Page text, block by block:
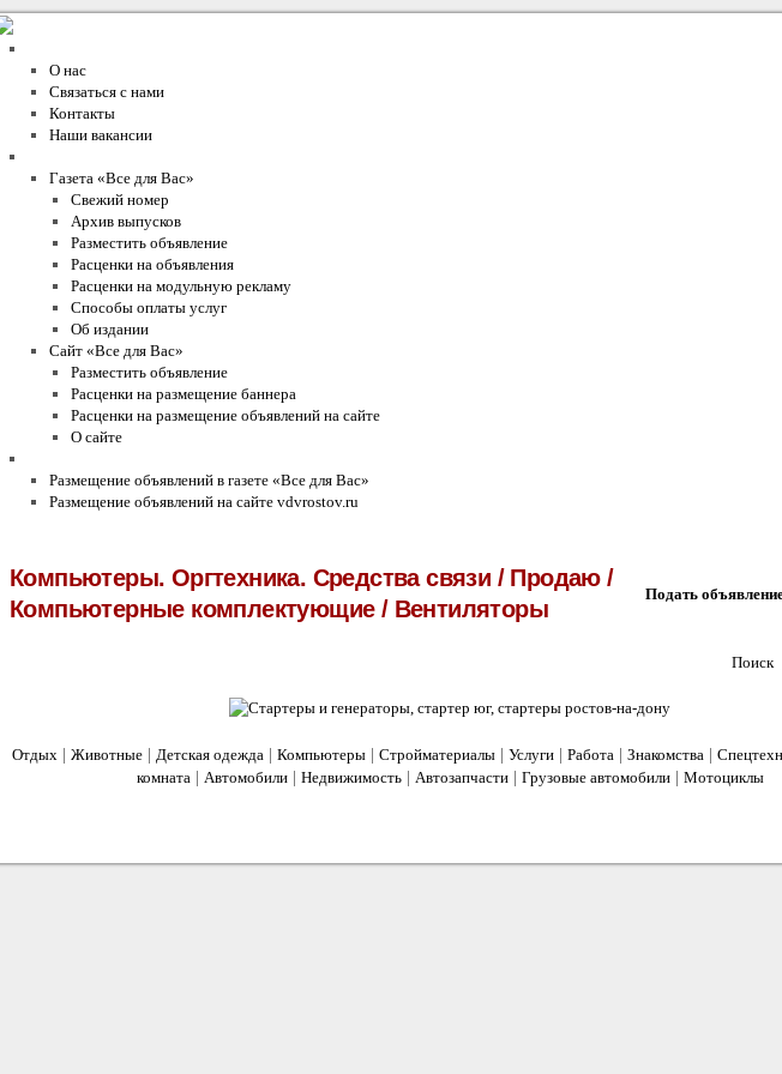
О нас
Связаться с нами
Контакты
Наши вакансии
Газета «Все для Вас»
Свежий номер
Архив выпусков
Разместить объявление
Расценки на объявления
Расценки на модульную рекламу
Способы оплаты услуг
Об издании
Сайт «Все для Вас»
Разместить объявление
Расценки на размещение баннера
Расценки на размещение объявлений на сайте
О сайте
Размещение объявлений в газете «Все для Вас»
Размещение объявлений на сайте vdvrostov.ru
Компьютеры. Оргтехника. Средства связи / Продаю/
Компьютерные комплектующие/ Вентиляторы
Подать
Поиск
Отдых | Животные | Детская одежда | Компьютеры | Стройматериалы | Услуги | Работа | Знакомства |
комната | Автомобили| Недвижимость| Автозапчасти| Грузовые автомобили| Мотоциклы